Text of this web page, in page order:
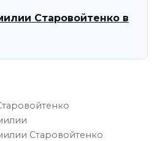
Старовойтенко в
Старовойтенко